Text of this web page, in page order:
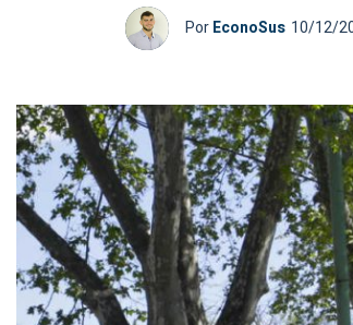
PorEconoSus 10/12/